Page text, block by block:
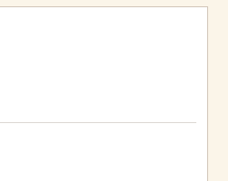
von 4.83 von 5 Sternen